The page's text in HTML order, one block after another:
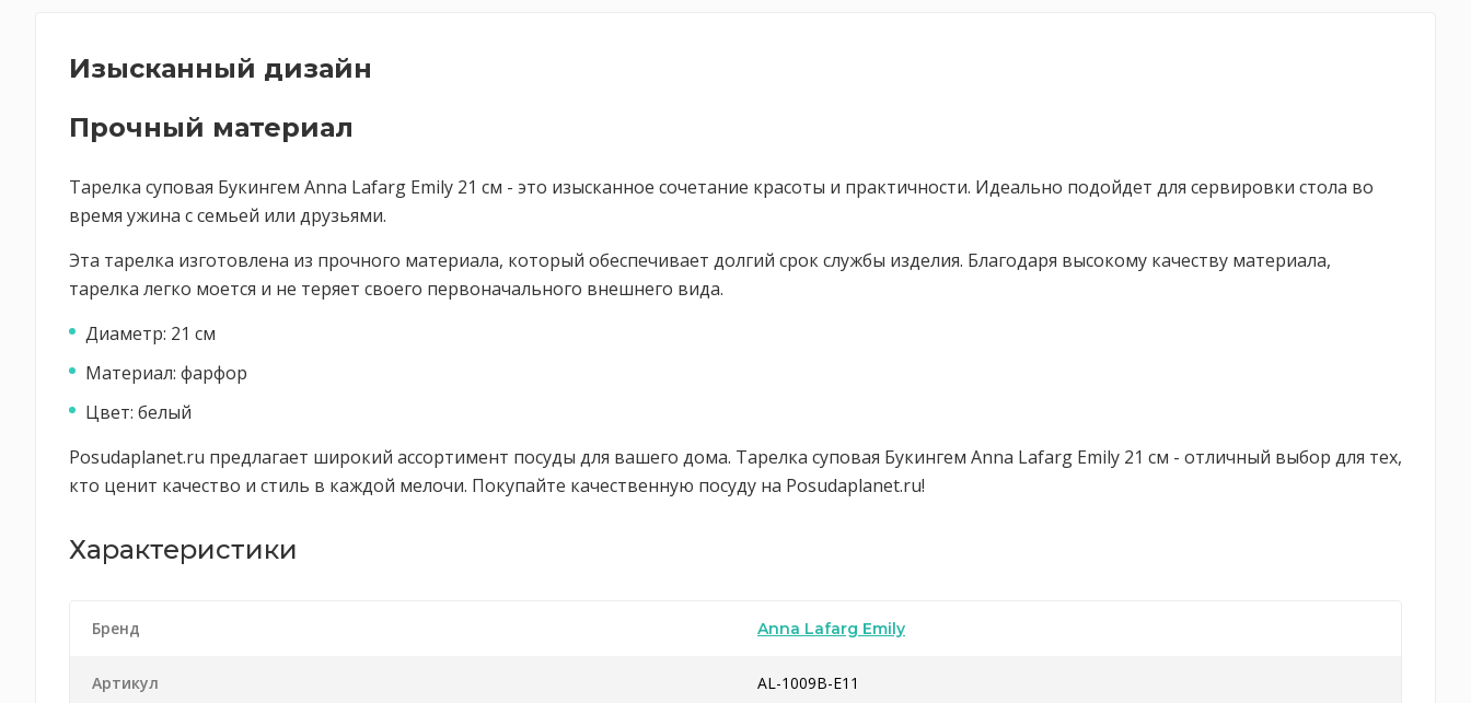
Изысканный дизайн
Прочный материал
Тарелка суповая Букингем Anna Lafarg Emily 21 см - это изысканное сочетание красоты и практичности. Идеально подойдет для сервировки стола во
время ужина с семьей или друзьями.
Эта тарелка изготовлена из прочного материала, который обеспечивает долгий срок службы изделия. Благодаря высокому качеству материала,
тарелка легко моется и не теряет своего первоначального внешнего вида.
Диаметр: 21 см
Материал: фарфор
Цвет: белый
Posudaplanet.ru предлагает широкий ассортимент посуды для вашего дома. Тарелка суповая Букингем Anna Lafarg Emily 21 см - отличный выбор для тех,
кто ценит качество и стиль в каждой мелочи. Покупайте качественную посуду на Posudaplanet.ru!
Характеристики
Бренд Anna Lafarg Emily
Артикул AL-1009B-E11